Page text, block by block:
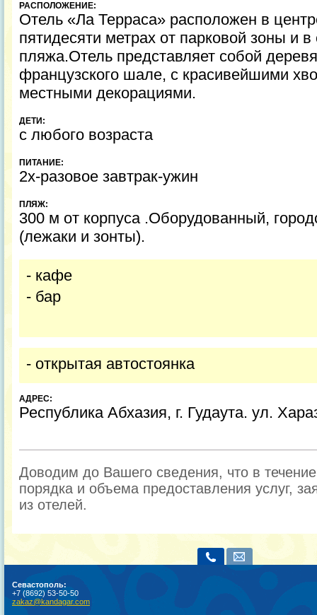
РАСПОЛОЖЕНИЕ:
Отель «Ла Терраса» расположен в
пятидесяти метрах от парковой зоны и в
пляжа.Отель представляет собой
французского шале, с красивейшими
местными декорациями.
ДЕТИ:
с любого возраста
ПИТАНИЕ:
2х-разовое завтрак-ужин
ПЛЯЖ:
300 м от корпуса .Оборудованный,
(лежаки и зонты).
- кафе
- бар
- открытая автостоянка
АДРЕС:
Республика Абхазия, г. Гудаута. ул.
Доводим до Вашего сведения, что в
порядка и объема предоставления услуг,
из отелей.
Севастополь:
+7 (8692) 53-50-50
zakaz@kandagar.com